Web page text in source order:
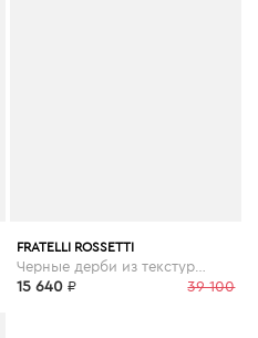
FRATELLI ROSSETTI
Черные дерби из текстурированной кожи
39 100
15 640 ₽